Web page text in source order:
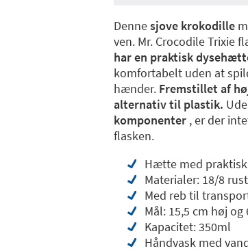
Dennesjove krokodille
ven. Mr. Crocodile Trixie
har en praktisk
komfortabelt uden at
hænder. Fremstillet af
alternativ til plastik.
komponenter, er der
flasken.
Hætte med
Materialer: 18/8
Med reb til
Mål: 15,5 cm høj
Kapacitet: 350ml
Håndvask med